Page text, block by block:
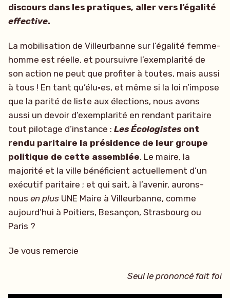
discours dans les pratiques, aller vers l’égalité
effective.
La mobilisation de Villeurbanne sur l’égalité femme-
homme est réelle, et poursuivre l’exemplarité de
son action ne peut que profiter à toutes, mais aussi
à tous ! En tant qu’élu·es, et même si la loi n’impose
que la parité de liste aux élections, nous avons
aussi un devoir d’exemplarité en rendant paritaire
tout pilotage d’instance : Les Écologistes ont
rendu paritaire la présidence de leur groupe
politique de cette assemblée. Le maire, la
majorité et la ville bénéficient actuellement d’un
exécutif paritaire ; et qui sait, à l’avenir, aurons-
nous en plus UNE Maire à Villeurbanne, comme
aujourd’hui à Poitiers, Besançon, Strasbourg ou
Paris ?
Je vous remercie
Seul le prononcé fait foi